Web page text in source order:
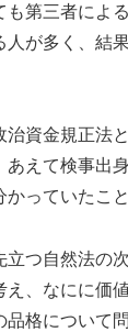
も第三者によ
人が多く、結
治資金規正法
あえて検事出
っていたこと
立つ自然法の
え、なにに価
格について